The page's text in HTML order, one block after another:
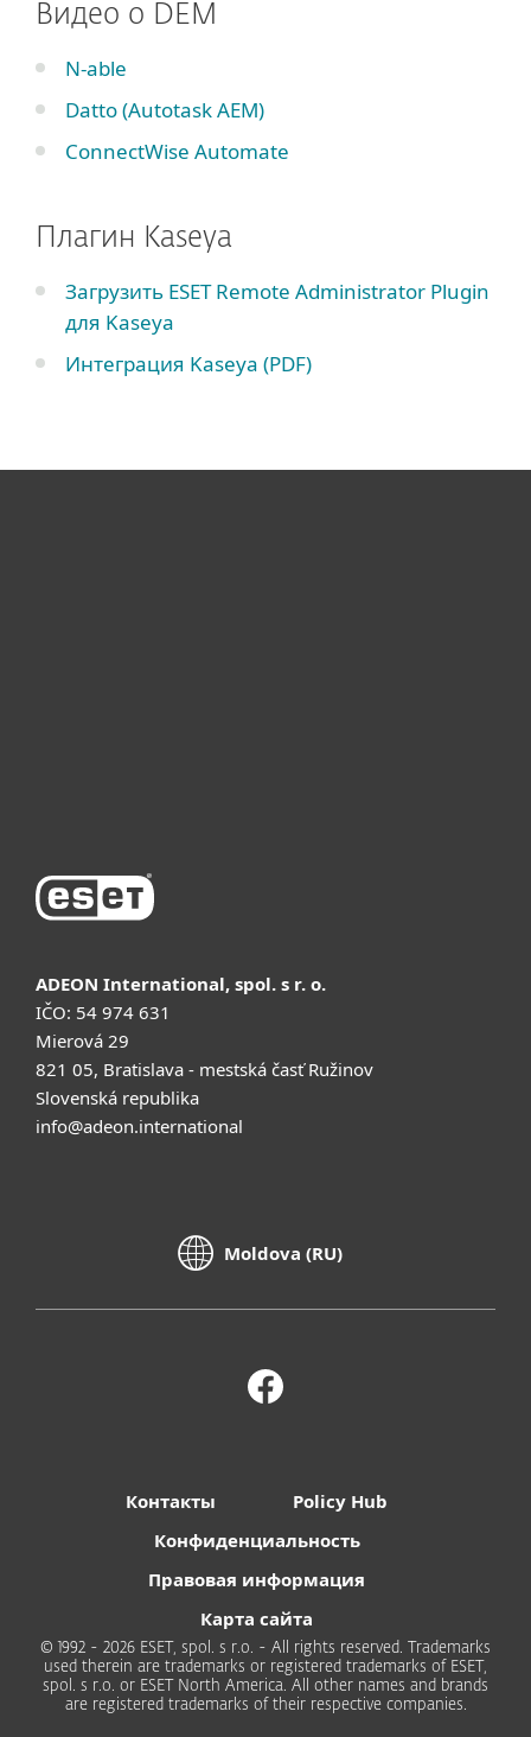
Видео о DEM
N-able
Datto (Autotask AEM)
ConnectWise Automate
Плагин Kaseya
Загрузить ESET Remote Administrator Plugin
для Kaseya
Интеграция Kaseya (PDF)
ADEON International, spol. s r. o.
IČO: 54 974 631
Mierová 29
821 05, Bratislava - mestská časť Ružinov
Slovenská republika
info@adeon.international
Moldova (RU)
Контакты
Policy Hub
Конфиденциальность
Правовая информация
Карта сайта
© 1992 - 2026 ESET, spol. s r.o. - All rights reserved. Trademarks
used therein are trademarks or registered trademarks of ESET,
spol. s r.o. or ESET North America. All other names and brands
are registered trademarks of their respective companies.